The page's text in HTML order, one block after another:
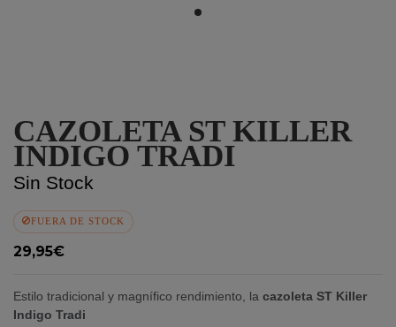
CAZOLETA ST KILLER
INDIGO TRADI
Sin Stock
FUERA DE STOCK
29,95€
Estilo tradicional y magnífico rendimiento, la cazoleta ST Killer
Indigo Tradi